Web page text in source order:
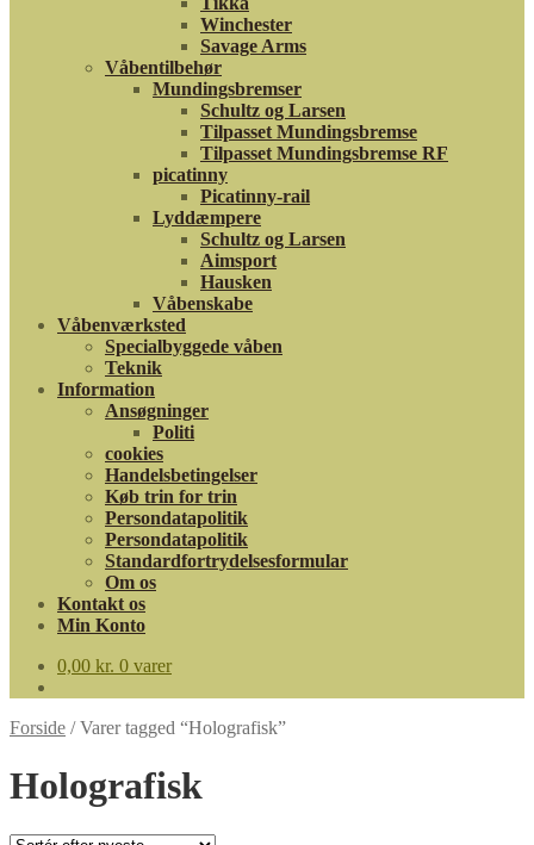
Winchester
Savage Arms
Våbentilbehør
Mundingsbremser
Schultz og Larsen
Tilpasset Mundingsbremse
Tilpasset Mundingsbremse RF
picatinny
Picatinny-rail
Lyddæmpere
Schultz og Larsen
Aimsport
Hausken
Våbenskabe
Våbenværksted
Specialbyggede våben
Teknik
Information
Ansøgninger
Politi
cookies
Handelsbetingelser
Køb trin for trin
Persondatapolitik
Persondatapolitik
Standardfortrydelsesformular
Om os
Kontakt os
Min Konto
0,00 kr. 0 varer
Forside /Varer tagged “Holografisk”
Holografisk